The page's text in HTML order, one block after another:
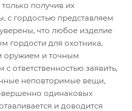
получив их
с гордостью представляем
что любое изделие
гордости для охотника,
оружием и точным
ответственностью заявить,
неповторимые вещи,
одинаковых
и доводится